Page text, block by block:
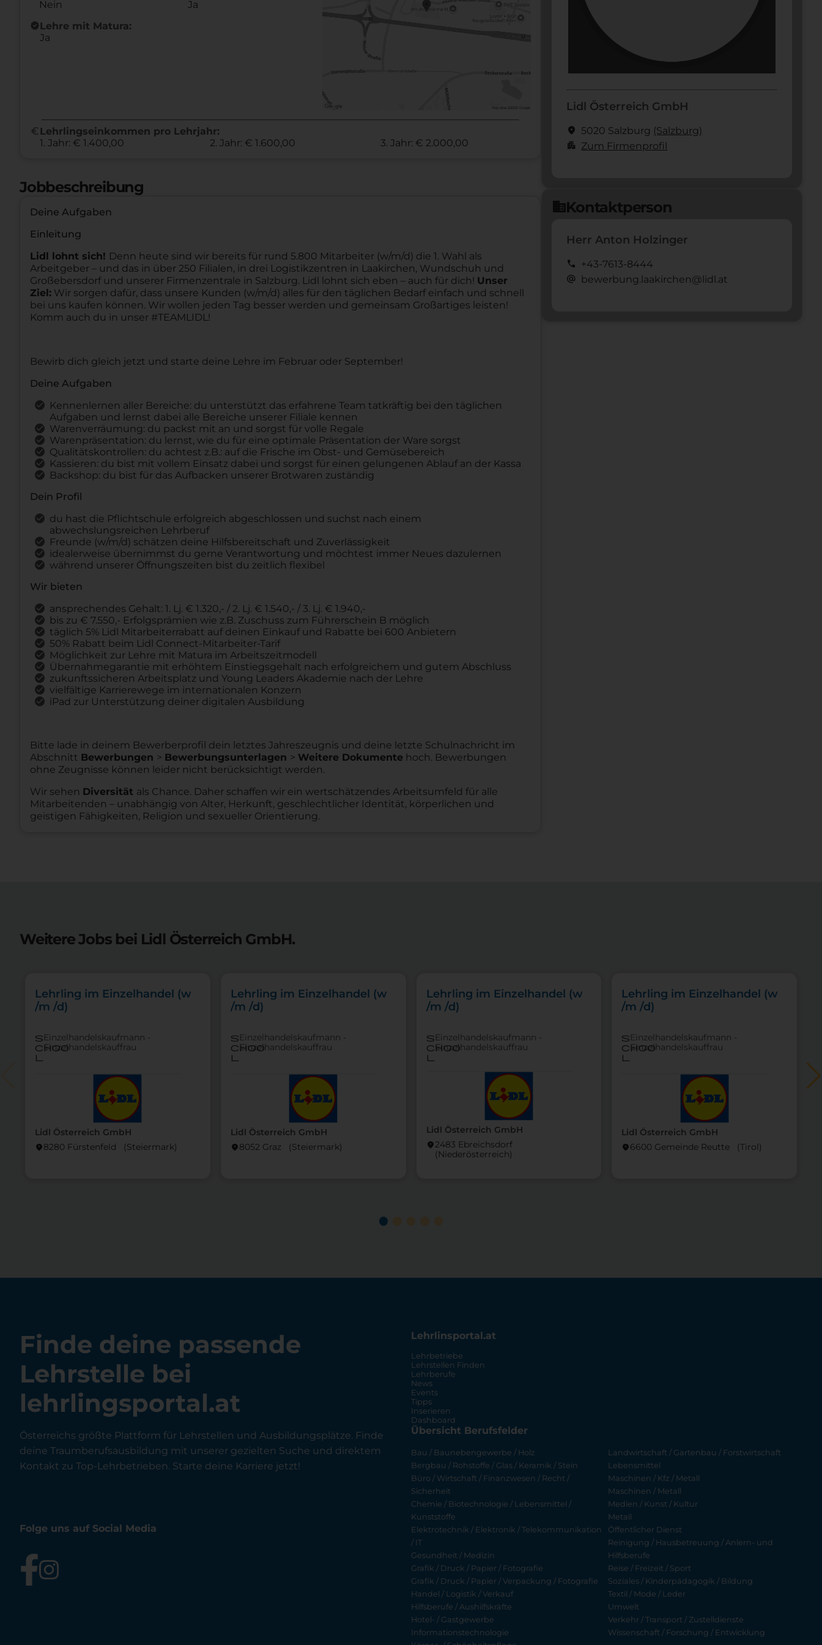
Nein
Ja
new_releasesLehre mit Matura:
Ja
euro Lehrlingseinkommen pro Lehrjahr:
1. Jahr: € 1.400,00
2. Jahr: € 1.600,00 3. Jahr: € 2.000,00
Jobbeschreibung
Deine Aufgaben
Einleitung
Lidl lohnt sich! Denn heute sind wir bereits für rund 5.800 Mitarbeiter (w/m/d) die 1. Wahl als
Arbeitgeber – und das in über 250 Filialen, in drei Logistikzentren in Laakirchen, Wundschuh und
Großebersdorf und unserer Firmenzentrale in Salzburg. Lidl lohnt sich eben – auch für dich! Unser
Ziel: Wir sorgen dafür, dass unsere Kunden (w/m/d) alles für den täglichen Bedarf einfach und schnell
bei uns kaufen können. Wir wollen jeden Tag besser werden und gemeinsam Großartiges leisten!
Komm auch du in unser #TEAMLIDL!
Bewirb dich gleich jetzt und starte deine Lehre im Februar oder September!
Deine Aufgaben
Kennenlernen aller Bereiche: du unterstützt das erfahrene Team tatkräftig bei den täglichen
Aufgaben und lernst dabei alle Bereiche unserer Filiale kennen
Warenverräumung: du packst mit an und sorgst für volle Regale
Warenpräsentation: du lernst, wie du für eine optimale Präsentation der Ware sorgst
Qualitätskontrollen: du achtest z.B.: auf die Frische im Obst- und Gemüsebereich
Kassieren: du bist mit vollem Einsatz dabei und sorgst für einen gelungenen Ablauf an der Kassa
Backshop: du bist für das Aufbacken unserer Brotwaren zuständig
Dein Profil
du hast die Pflichtschule erfolgreich abgeschlossen und suchst nach einem
abwechslungsreichen Lehrberuf
Freunde (w/m/d) schätzen deine Hilfsbereitschaft und Zuverlässigkeit
idealerweise übernimmst du gerne Verantwortung und möchtest immer Neues dazulernen
während unserer Öffnungszeiten bist du zeitlich flexibel
Wir bieten
ansprechendes Gehalt: 1. Lj. € 1.320,- / 2. Lj. € 1.540,- / 3. Lj. € 1.940,-
bis zu € 7.550,- Erfolgsprämien wie z.B. Zuschuss zum Führerschein B möglich
täglich 5% Lidl Mitarbeiterrabatt auf deinen Einkauf und Rabatte bei 600 Anbietern
50% Rabatt beim Lidl Connect-Mitarbeiter-Tarif
Möglichkeit zur Lehre mit Matura im Arbeitszeitmodell
Übernahmegarantie mit erhöhtem Einstiegsgehalt nach erfolgreichem und gutem Abschluss
zukunftssicheren Arbeitsplatz und Young Leaders Akademie nach der Lehre
vielfältige Karrierewege im internationalen Konzern
iPad zur Unterstützung deiner digitalen Ausbildung
Bitte lade in deinem Bewerberprofil dein letztes Jahreszeugnis und deine letzte Schulnachricht im
Abschnitt Bewerbungen > Bewerbungsunterlagen > Weitere Dokumente hoch. Bewerbungen
ohne Zeugnisse können leider nicht berücksichtigt werden.
Wir sehen Diversität als Chance. Daher schaffen wir ein wertschätzendes Arbeitsumfeld für alle
Mitarbeitenden – unabhängig von Alter, Herkunft, geschlechtlicher Identität, körperlichen und
geistigen Fähigkeiten, Religion und sexueller Orientierung.
Lidl Österreich GmbH
location_on 5020 Salzburg (Salzburg)
apartment Zum Firmenprofil
domainKontaktperson
Herr Anton Holzinger
call +43-7613-8444
alternate_email bewerbung.laakirchen@lidl.at
Weitere Jobs bei Lidl Österreich GmbH.
Lidl Österreich GmbH
location_on8280 Fürstenfeld (Steier­mark)
Lehrling im Einzelhandel (w
/m /d)
s
choo
l
Einzelhandelskaufmann -
Einzelhandelskauffrau
Lidl Österreich GmbH
location_on8052 Graz (Steier­mark)
Lehrling im Einzelhandel (w
/m /d)
s
choo
l
Einzelhandelskaufmann -
Einzelhandelskauffrau
Lidl Österreich GmbH
location_on2483 Ebreichsdorf
(Nieder­österreich)
Lehrling im Einzelhandel (w
/m /d)
s
choo
l
Einzelhandelskaufmann -
Einzelhandelskauffrau
Lidl Österreich GmbH
location_on6600 Gemeinde Reutte (Tirol)
Lehrling im Einzelhandel (w
/m /d)
s
choo
l
Einzelhandelskaufmann -
Einzelhandelskauffrau
Finde deine passende
Lehrstelle bei
lehrlingsportal.at
Österreichs größte Plattform für Lehrstellen und Ausbildungsplätze. Finde
deine Traumberufsausbildung mit unserer gezielten Suche und direktem
Kontakt zu Top-Lehrbetrieben. Starte deine Karriere jetzt!
Folge uns auf Social Media
Lehrlinsportal.at
Lehrbetriebe
Lehrstellen Finden
Lehrberufe
News
Events
Tipps
Inserieren
Dashboard
Übersicht Berufsfelder
Bau / Baunebengewerbe / Holz
Bergbau / Rohstoffe / Glas / Keramik / Stein
Büro / Wirtschaft / Finanzwesen / Recht /
Sicherheit
Chemie / Biotechnologie / Lebensmittel /
Kunststoffe
Elektrotechnik / Elektronik / Telekommunikation
/ IT
Gesundheit / Medizin
Grafik / Druck / Papier / Fotografie
Grafik / Druck / Papier / Verpackung / Fotografie
Handel / Logistik / Verkauf
Hilfsberufe / Aushilfskräfte
Hotel- / Gastgewerbe
Informationstechnologie
Landwirtschaft / Gartenbau / Forstwirtschaft
Lebensmittel
Maschinen / Kfz / Metall
Maschinen / Metall
Medien / Kunst / Kultur
Metall
Öffentlicher Dienst
Reinigung / Hausbetreuung / Anlern- und
Hilfsberufe
Reise / Freizeit / Sport
Soziales / Kinderpädagogik / Bildung
Textil / Mode / Leder
Umwelt
Verkehr / Transport / Zustelldienste
Wissenschaft / Forschung / Entwicklung